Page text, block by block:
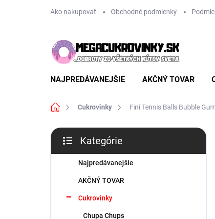
Ako nakupovať Obchodné podmienky
NAJPREDÁVANEJŠIE AKČNÝ TOVAR
DomovCukrovinky Fini Tennis Balls Bubble
B
č
kategórie
Kategórie
Najpredávanejšie
AKČNÝ TOVAR
Cukrovinky
Chupa Chups